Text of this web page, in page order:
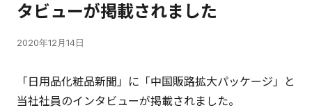
タビューが掲載されました
2020年12月14日
「日用品化粧品新聞」に「中国販路拡大パッケージ」と
当社社員のインタビューが掲載されました。